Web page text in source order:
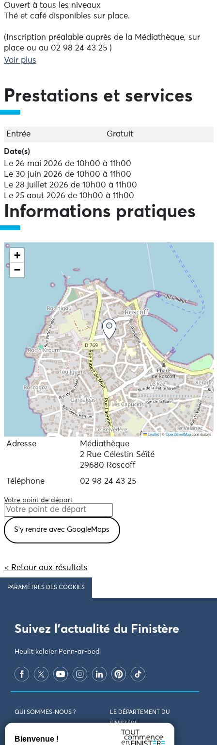
Ouvert à tous les niveaux
Thé et café disponibles sur place.
(Inscription préalable auprès de la Médiathèque, sur
place ou au 02 98 24 43 25 )
Voir plus
Prestations et services
Entrée Gratuit
Date(s)
Le 26 mai 2026 de 10h00 à 11h00
Le 30 juin 2026 de 10h00 à 11h00
Le 28 juillet 2026 de 10h00 à 11h00
Le 25 aout 2026 de 10h00 à 11h00
Informations pratiques
+
−
Leaflet |©OpenStreetMapcontributors
Adresse
Médiathèque
2 Rue Célestin Séïté
29680 Roscoff
Téléphone
02 98 24 43 25
Votre point de départ
< Retour aux résultats
PARAMÈTRES DES COOKIES
Suivez l'actualité du Finistère
Heulit keleier Penn-ar-bed
QUI SOMMES-NOUS ?
LE DÉPARTEMENT DU
FINISTÈRE
REJOIGNEZ-NOUS VENIR EN FINISTÈRE